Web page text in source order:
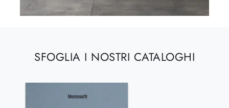
SFOGLIA I NOSTRI CATALOGHI